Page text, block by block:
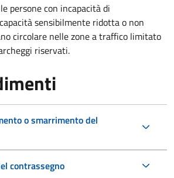
persone con incapacità di
sensibilmente ridotta o non
circolare nelle zone a traffico limitato
riservati.
o smarrimento del
contrassegno